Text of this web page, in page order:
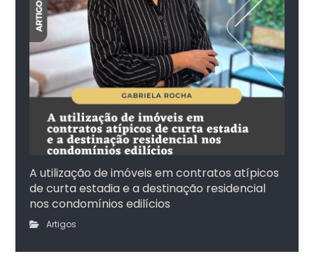
A utilização de imóveis em contratos atípicos
de curta estadia e a destinação residencial
nos condomínios edilícios
Artigos